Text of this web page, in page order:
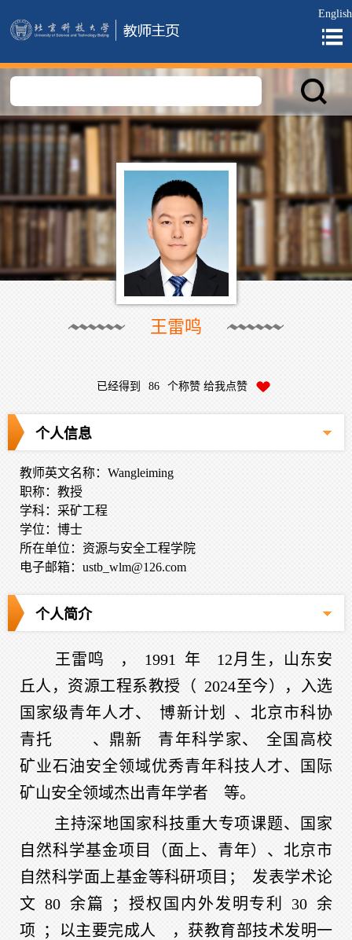
English
王雷鸣
已经得到 86 个称赞 给我点赞
个人信息
教师英文名称：Wangleiming
职称：教授
学科：采矿工程
学位：博士
所在单位：资源与安全工程学院
电子邮箱： ustb_wlm@126.com
个人简介
王雷鸣 ， 1991 年 12月生，山东安
丘人，资源工程系教授（ 2024至今），入选
国家级青年人才、
博新计划
、北京市科协
青托
、鼎新 青年科学家、
全国高校
矿业石油安全领域优秀青年科技人才、
国际
矿山安全领域杰出青年学者
等。
主持深地国家科技重大专项课题、国家
自然科学基金项目（面上、青年）、北京市
自然科学面上基金等科研项目；
发表学术论
文 80 余篇 ；授权国内外发明专利 30 余
项
；以主要完成人
，获教育部技术发明一